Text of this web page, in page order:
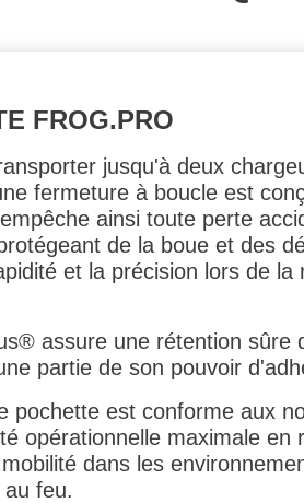
FROG.PRO
jusqu'à deux
fermeture à boucle est
ainsi toute perte
de la boue et des
et la précision lors de
assure une rétention sûre
partie de son pouvoir
pochette est conforme aux
opérationnelle maximale en
dans les
feu.